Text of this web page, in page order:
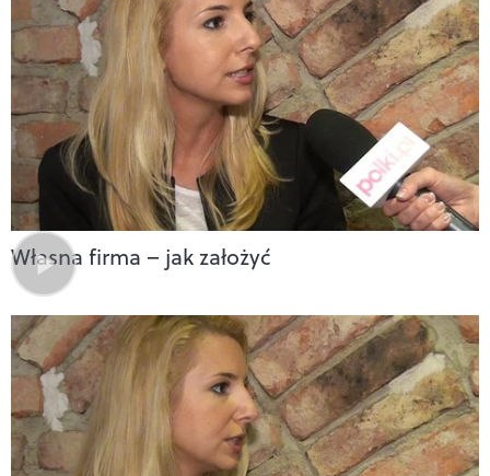
Własna firma – jak założyć